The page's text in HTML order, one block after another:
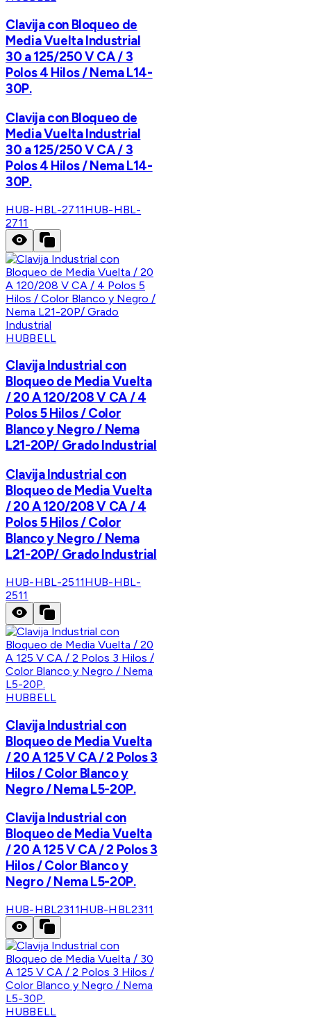
Clavija con Bloqueo de
Media Vuelta Industrial
30 a 125/250 V CA / 3
Polos 4 Hilos / Nema L14-
30P.
Clavija con Bloqueo de
Media Vuelta Industrial
30 a 125/250 V CA / 3
Polos 4 Hilos / Nema L14-
30P.
HUB-HBL-2711HUB-HBL-
2711
HUBBELL
Clavija Industrial con
Bloqueo de Media Vuelta
/ 20 A 120/208 V CA / 4
Polos 5 Hilos / Color
Blanco y Negro / Nema
L21-20P/ Grado Industrial
Clavija Industrial con
Bloqueo de Media Vuelta
/ 20 A 120/208 V CA / 4
Polos 5 Hilos / Color
Blanco y Negro / Nema
L21-20P/ Grado Industrial
HUB-HBL-2511HUB-HBL-
2511
HUBBELL
Clavija Industrial con
Bloqueo de Media Vuelta
/ 20 A 125 V CA / 2 Polos 3
Hilos / Color Blanco y
Negro / Nema L5-20P.
Clavija Industrial con
Bloqueo de Media Vuelta
/ 20 A 125 V CA / 2 Polos 3
Hilos / Color Blanco y
Negro / Nema L5-20P.
HUB-HBL2311HUB-HBL2311
HUBBELL